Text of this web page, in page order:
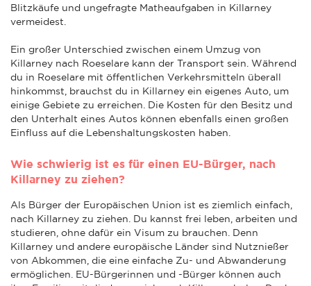
Blitzkäufe und ungefragte Matheaufgaben in Killarney
vermeidest.
Ein großer Unterschied zwischen einem Umzug von
Killarney nach Roeselare kann der Transport sein. Während
du in Roeselare mit öffentlichen Verkehrsmitteln überall
hinkommst, brauchst du in Killarney ein eigenes Auto, um
einige Gebiete zu erreichen. Die Kosten für den Besitz und
den Unterhalt eines Autos können ebenfalls einen großen
Einfluss auf die Lebenshaltungskosten haben.
Wie schwierig ist es für einen EU-Bürger, nach
Killarney zu ziehen?
Als Bürger der Europäischen Union ist es ziemlich einfach,
nach Killarney zu ziehen. Du kannst frei leben, arbeiten und
studieren, ohne dafür ein Visum zu brauchen. Denn
Killarney und andere europäische Länder sind Nutznießer
von Abkommen, die eine einfache Zu- und Abwanderung
ermöglichen. EU-Bürgerinnen und -Bürger können auch